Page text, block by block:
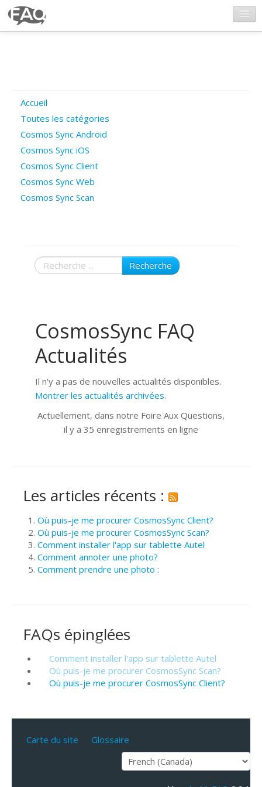
Poser une question
Questions ouvertes
Connexion
Accueil
Toutes les catégories
Cosmos Sync Android
Cosmos Sync iOS
Cosmos Sync Client
Cosmos Sync Web
Cosmos Sync Scan
Recherche
CosmosSync FAQ
Actualités
Il n'y a pas de nouvelles actualités disponibles.
Montrer les actualités archivées.
Actuellement, dans notre Foire Aux Questions,
il y a 35 enregistrements en ligne
Les articles récents :
Où puis-je me procurer CosmosSync Client?
Où puis-je me procurer CosmosSync Scan?
Comment installer l'app sur tablette Autel
Comment annoter une photo?
Comment prendre une photo :
FAQs épinglées
Comment installer l'app sur tablette Autel
Où puis-je me procurer CosmosSync Scan?
Où puis-je me procurer CosmosSync Client?
Carte du site Glossaire